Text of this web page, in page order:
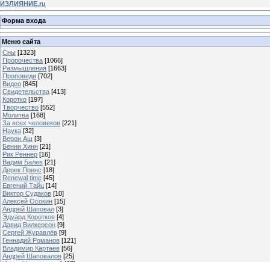
ИЗЛИЯНИЕ.ru
Форма входа
Меню сайта
Сны [1323]
Пророчества [1066]
Размышления [1663]
Проповеди [702]
Видео [845]
Свидетельства [413]
Коротко [197]
Творчество [552]
Молитва [168]
За всех человеков [221]
Наука [32]
Верон Аш [3]
Бенни Хинн [21]
Рик Реннер [16]
Вадим Балев [21]
Дерек Принс [18]
Renewal time [45]
Евгений Тайц [14]
Виктор Судаков [10]
Алексей Осокин [15]
Андрей Шаповал [3]
Эдуард Коротков [4]
Давид Вилкерсон [9]
Сергей Журавлёв [9]
Геннадий Романов [121]
Владимир Картаев [56]
Андрей Шаповалов [25]